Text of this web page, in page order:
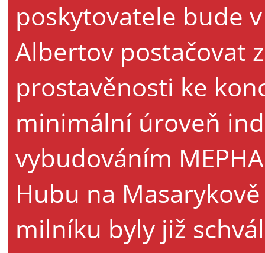
poskytovatele bude
Albertov postačovat
prostavěnosti ke
minimální úroveň
vybudováním
Hubu na
milníku byly již